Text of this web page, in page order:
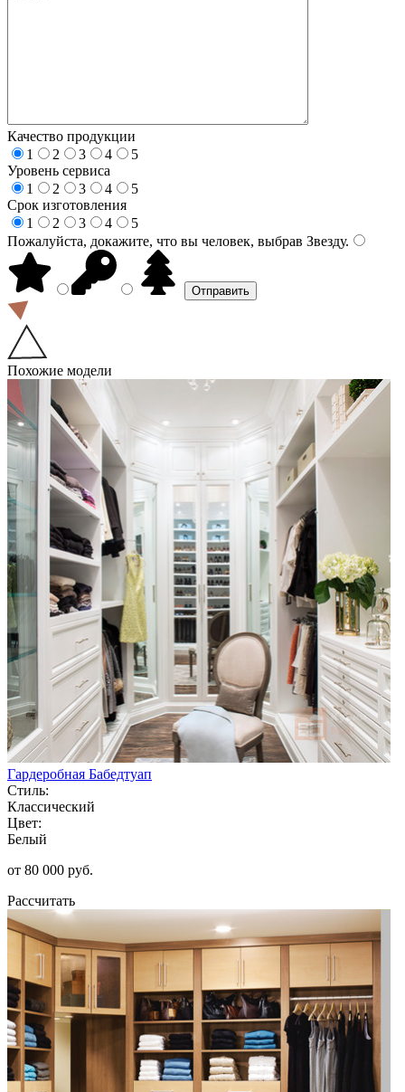
Качество продукции
1
2 3 4
5
Уровень сервиса
1
2 3 4
5
Срок изготовления
1
2 3 4
5
Пожалуйста, докажите, что вы человек, выбрав Звезду.
Похожие модели
Гардеробная Бабедтуап
Стиль:
Классический
Цвет:
Белый
от 80 000 руб.
Рассчитать